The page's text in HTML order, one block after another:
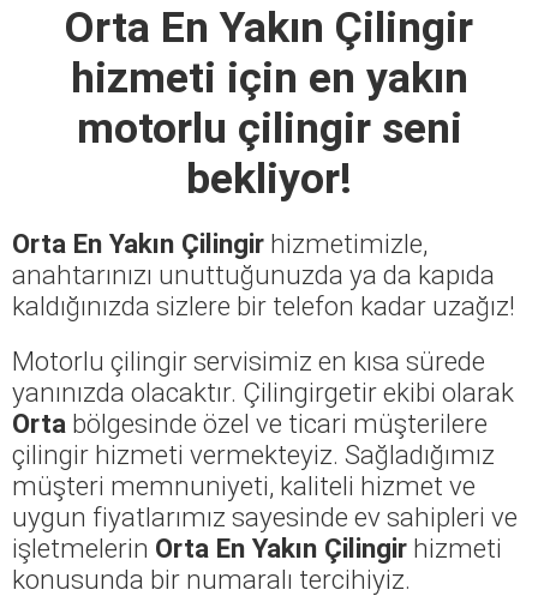
Orta En Yakın Çilingir
hizmeti için en yakın
motorlu çilingir seni
bekliyor!
Orta En Yakın Çilingir hizmetimizle,
anahtarınızı unuttuğunuzda ya da kapıda
kaldığınızda sizlere bir telefon kadar uzağız!
Motorlu çilingir servisimiz en kısa sürede
yanınızda olacaktır. Çilingirgetir ekibi olarak
Orta bölgesinde özel ve ticari müşterilere
çilingir hizmeti vermekteyiz. Sağladığımız
müşteri memnuniyeti, kaliteli hizmet ve
uygun fiyatlarımız sayesinde ev sahipleri ve
işletmelerin Orta En Yakın Çilingir hizmeti
konusunda bir numaralı tercihiyiz.